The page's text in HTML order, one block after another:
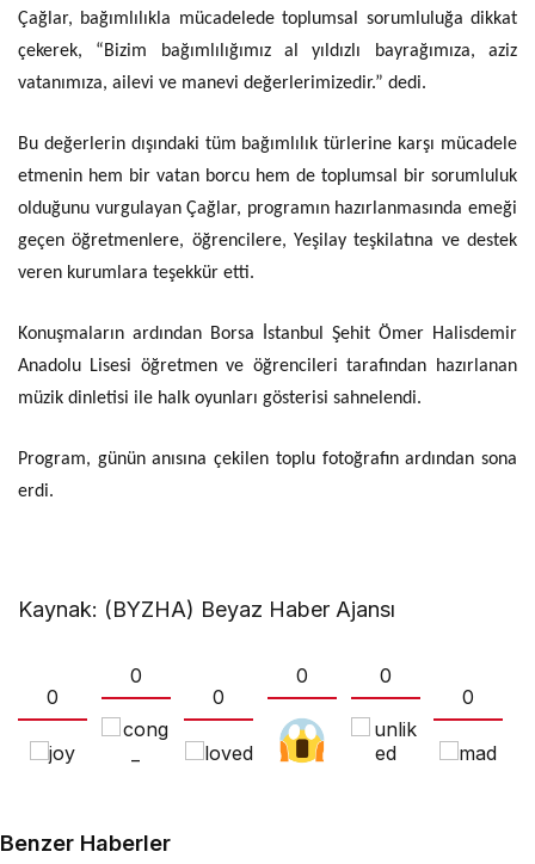
Çağlar, bağımlılıkla mücadelede toplumsal sorumluluğa dikkat
çekerek, “Bizim bağımlılığımız al yıldızlı bayrağımıza, aziz
vatanımıza, ailevi ve manevi değerlerimizedir.” dedi.
Bu değerlerin dışındaki tüm bağımlılık türlerine karşı mücadele
etmenin hem bir vatan borcu hem de toplumsal bir sorumluluk
olduğunu vurgulayan Çağlar, programın hazırlanmasında emeği
geçen öğretmenlere, öğrencilere, Yeşilay teşkilatına ve destek
veren kurumlara teşekkür etti.
Konuşmaların ardından Borsa İstanbul Şehit Ömer Halisdemir
Anadolu Lisesi öğretmen ve öğrencileri tarafından hazırlanan
müzik dinletisi ile halk oyunları gösterisi sahnelendi.
Program, günün anısına çekilen toplu fotoğrafın ardından sona
erdi.
Kaynak: (BYZHA) Beyaz Haber Ajansı
0
0
0
0
0
0
Benzer Haberler